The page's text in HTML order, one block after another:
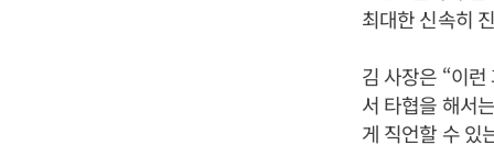
최대한 신속히
김 사장은 “이런
서 타협을 해서
게 직언할 수 있